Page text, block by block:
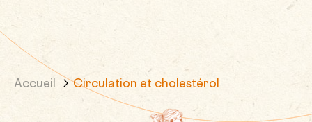
Recherche
Accueil Circulation et cholestérol